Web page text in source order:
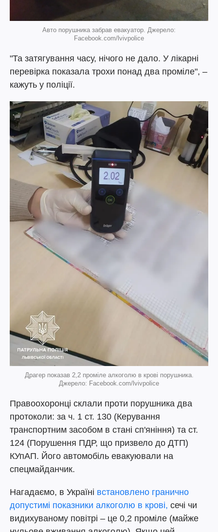
Авто порушника забрав евакуатор. Джерело:
Facebook.com/lvivpolice
"Та затягування часу, нічого не дало. У лікарні
перевірка показала трохи понад два проміле", –
кажуть у поліції.
Драгер показав 2,2 проміле алкоголю в крові порушника.
Джерело: Facebook.com/lvivpolice
Правоохоронці склали проти порушника два
протоколи: за ч. 1 ст. 130 (Керування
транспортним засобом в стані сп'яніння) та ст.
124 (Порушення ПДР, що призвело до ДТП)
КУпАП. Його автомобіль евакуювали на
спецмайданчик.
Нагадаємо, в Україні встановлено гранично
допустимі показники алкоголю в крові, сечі чи
видихуваному повітрі – це 0,2 проміле (майже